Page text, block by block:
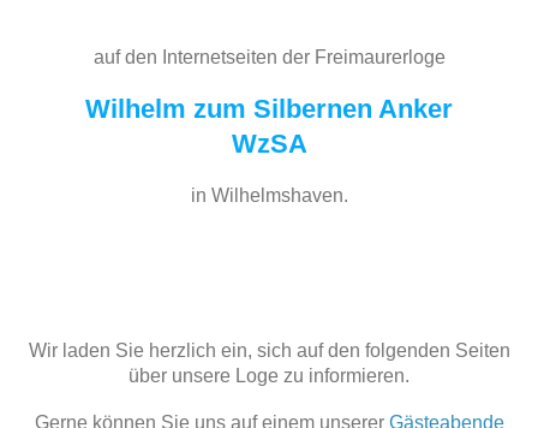
auf den Internetseiten der Freimaurerloge
Wilhelm zum Silbernen Anker
WzSA
in Wilhelmshaven.
Wir laden Sie herzlich ein, sich auf den folgenden Seiten
über unsere Loge zu informieren.
Gerne können Sie uns auf einem unserer Gästeabende